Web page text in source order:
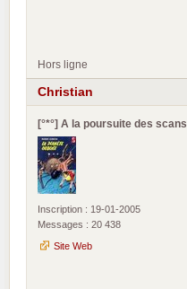
Hors ligne
Christian
[°*°] A la poursuite des scans
Inscription : 19-01-2005
Messages : 20 438
Site Web